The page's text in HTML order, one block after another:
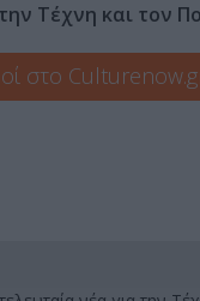
Τέχνη και τον
στο